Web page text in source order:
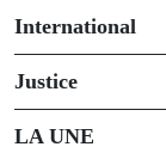
International
Justice
LA UNE